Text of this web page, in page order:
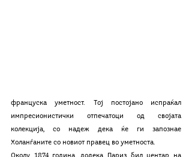
француска уметност. Тој постојано испраќал
импресионистички отпечатоци од својата
колекција, со надеж дека ќе ги запознае
Холанѓаните со новиот правец во уметноста.